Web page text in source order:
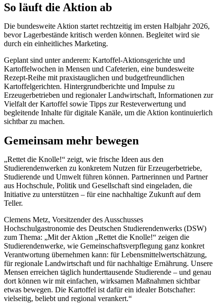
So läuft die Aktion ab
Die bundesweite Aktion startet rechtzeitig im ersten Halbjahr 2026,
bevor Lagerbestände kritisch werden können. Begleitet wird sie
durch ein einheitliches Marketing.
Geplant sind unter anderem: Kartoffel-Aktionsgerichte und
Kartoffelwochen in Mensen und Cafeterien, eine bundesweite
Rezept-Reihe mit praxistauglichen und budgetfreundlichen
Kartoffelgerichten. Hintergrundberichte und Impulse zu
Erzeugerbetrieben und regionaler Landwirtschaft, Informationen zur
Vielfalt der Kartoffel sowie Tipps zur Resteverwertung und
begleitende Inhalte für digitale Kanäle, um die Aktion kontinuierlich
sichtbar zu machen.
Gemeinsam mehr bewegen
„Rettet die Knolle!“ zeigt, wie frische Ideen aus den
Studierendenwerken zu konkretem Nutzen für Erzeugerbetriebe,
Studierende und Umwelt führen können. Partnerinnen und Partner
aus Hochschule, Politik und Gesellschaft sind eingeladen, die
Initiative zu unterstützen – für eine nachhaltige Zukunft auf dem
Teller.
Clemens Metz, Vorsitzender des Ausschusses
Hochschulgastronomie des Deutschen Studierendenwerks (DSW)
zum Thema: „Mit der Aktion „Rettet die Knolle!“ zeigen die
Studierendenwerke, wie Gemeinschaftsverpflegung ganz konkret
Verantwortung übernehmen kann: für Lebensmittelwertschätzung,
für regionale Landwirtschaft und für nachhaltige Ernährung. Unsere
Mensen erreichen täglich hunderttausende Studierende – und genau
dort können wir mit einfachen, wirksamen Maßnahmen sichtbar
etwas bewegen. Die Kartoffel ist dafür ein idealer Botschafter:
vielseitig, beliebt und regional verankert.“